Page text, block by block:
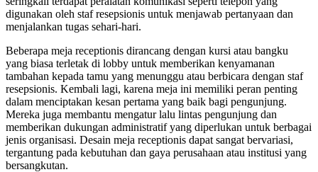
digunakan oleh staf resepsionis untuk menjawab pertanyaan dan
menjalankan tugas sehari-hari.
Beberapa meja receptionis dirancang dengan kursi atau bangku
yang biasa terletak di lobby untuk memberikan kenyamanan
tambahan kepada tamu yang menunggu atau berbicara dengan staf
resepsionis. Kembali lagi, karena meja ini memiliki peran penting
dalam menciptakan kesan pertama yang baik bagi pengunjung.
Mereka juga membantu mengatur lalu lintas pengunjung dan
memberikan dukungan administratif yang diperlukan untuk berbagai
jenis organisasi. Desain meja receptionis dapat sangat bervariasi,
tergantung pada kebutuhan dan gaya perusahaan atau institusi yang
bersangkutan.